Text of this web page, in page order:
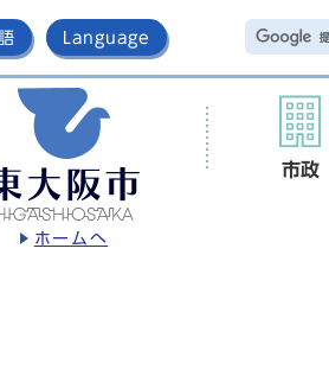
Language
ホームへ
市政